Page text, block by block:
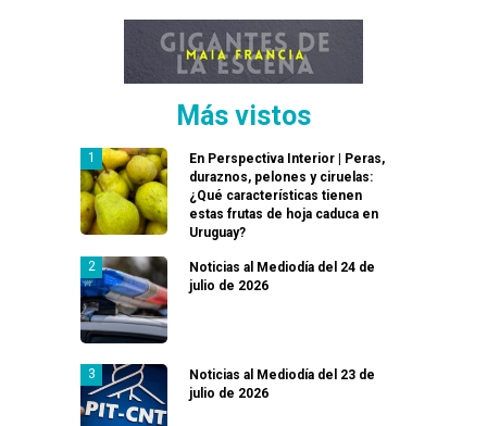
Más vistos
En Perspectiva Interior | Peras,
duraznos, pelones y ciruelas:
¿Qué características tienen
estas frutas de hoja caduca en
Uruguay?
Noticias al Mediodía del 24 de
julio de 2026
Noticias al Mediodía del 23 de
julio de 2026